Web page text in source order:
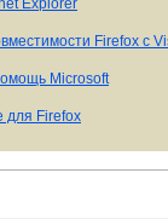
Explorer
Firefox с
Microsoft
для Firefox